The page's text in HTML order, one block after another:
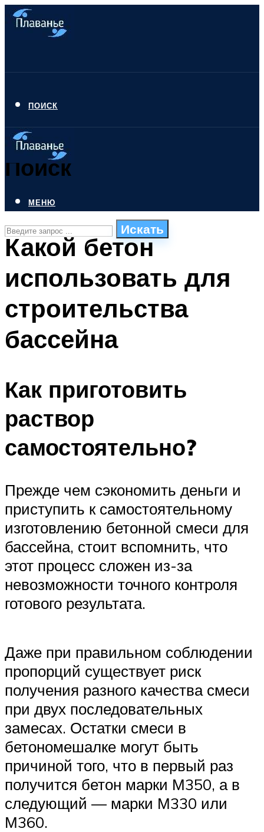
ПОИСК
Поиск
Искать
ПЛАВАНЬЕ ДЛЯ ДЕТЕЙ
БАССЕЙН ДЛЯ ДОМА
ОЧИСТКА БАССЕЙНОВ
МЕНЮ
Какой бетон
использовать для
строительства
бассейна
Как приготовить
раствор
самостоятельно?
Прежде чем сэкономить деньги и
приступить к самостоятельному
изготовлению бетонной смеси для
бассейна, стоит вспомнить, что
этот процесс сложен из-за
невозможности точного контроля
готового результата.
Даже при правильном соблюдении
пропорций существует риск
получения разного качества смеси
при двух последовательных
замесах. Остатки смеси в
бетономешалке могут быть
причиной того, что в первый раз
получится бетон марки М350, а в
следующий — марки М330 или
М360.